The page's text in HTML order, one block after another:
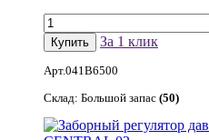
За 1 клик
Арт.041B6500
Склад: Большой запас (50)